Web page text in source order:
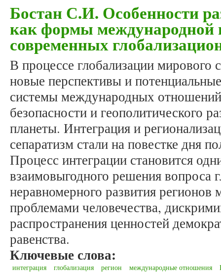
Бостан С.И. Особенности
как формы международной
современных
В процессе глобализации мирового
новые перспективы и
системы международных
безопасности и геополитического
планеты. Интеграция и
сепаратизм стали на повестке дня
Процесс интеграции становится
взаимовыгодного решения вопроса
неравномерного развития
проблемами человечества,
распространения ценностей
равенства.
Ключевые слова:
интеграция глобализация регион международные отношения